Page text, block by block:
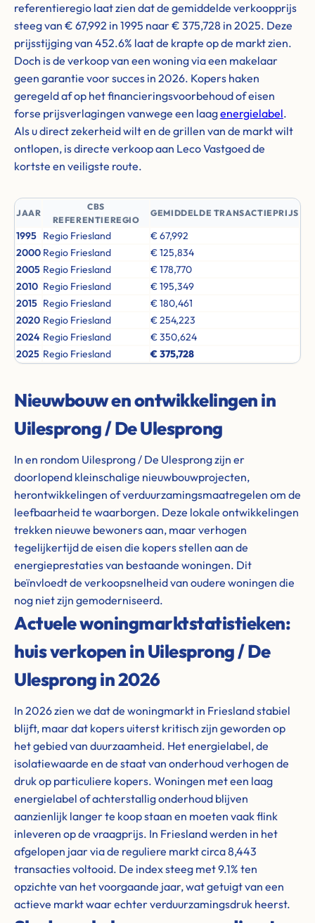
referentieregio laat zien dat de gemiddelde verkoopprijs
steeg van € 67,992 in 1995 naar € 375,728 in 2025. Deze
prijsstijging van 452.6% laat de krapte op de markt zien.
Doch is de verkoop van een woning via een makelaar
geen garantie voor succes in 2026. Kopers haken
geregeld af op het financieringsvoorbehoud of eisen
forse prijsverlagingen vanwege een laagenergielabel.
Als u direct zekerheid wilt en de grillen van de markt wilt
ontlopen, is directe verkoop aan Leco Vastgoed de
kortste en veiligste route.
JAAR
CBS
REFERENTIEREGIO
GEMIDDELDE TRANSACTIEPRIJS
1995 Regio Friesland
€ 67,992
2000 Regio Friesland
€ 125,834
2005 Regio Friesland
€ 178,770
2010 Regio Friesland
€ 195,349
2015 Regio Friesland
€ 180,461
2020 Regio Friesland
€ 254,223
2024 Regio Friesland
€ 350,624
2025 Regio Friesland € 375,728
Nieuwbouw en ontwikkelingen in
Uilesprong / De Ulesprong
In en rondom Uilesprong / De Ulesprong zijn er
doorlopend kleinschalige nieuwbouwprojecten,
herontwikkelingen of verduurzamingsmaatregelen om de
leefbaarheid te waarborgen. Deze lokale ontwikkelingen
trekken nieuwe bewoners aan, maar verhogen
tegelijkertijd de eisen die kopers stellen aan de
energieprestaties van bestaande woningen. Dit
beïnvloedt de verkoopsnelheid van oudere woningen die
nog niet zijn gemoderniseerd.
Actuele woningmarktstatistieken:
huis verkopen in Uilesprong / De
Ulesprong in 2026
In 2026 zien we dat de woningmarkt in Friesland stabiel
blijft, maar dat kopers uiterst kritisch zijn geworden op
het gebied van duurzaamheid. Het energielabel, de
isolatiewaarde en de staat van onderhoud verhogen de
druk op particuliere kopers. Woningen met een laag
energielabel of achterstallig onderhoud blijven
aanzienlijk langer te koop staan en moeten vaak flink
inleveren op de vraagprijs. In Friesland werden in het
afgelopen jaar via de reguliere markt circa 8,443
transacties voltooid. De index steeg met 9.1% ten
opzichte van het voorgaande jaar, wat getuigt van een
actieve markt waar echter verduurzamingsdruk heerst.